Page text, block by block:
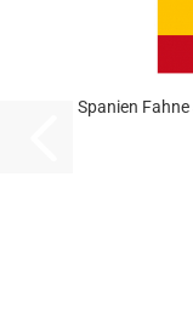
Spanien